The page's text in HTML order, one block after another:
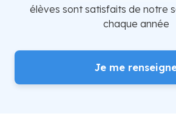
élèves sont satisfaits de notre
chaque année
Je me